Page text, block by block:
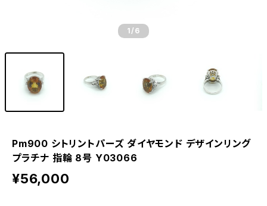
1 /6
Pm900 シトリントパーズ ダイヤモンド デザインリング
プラチナ 指輪 8号 Y03066
¥56,000